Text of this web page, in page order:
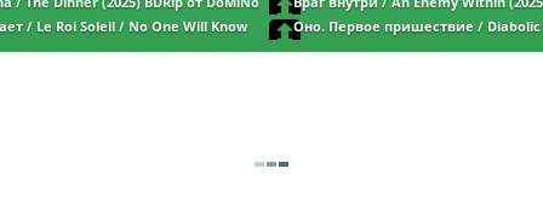
DoMiNo & селезень | L | заКАДРЫ
/ Le Roi Soleil / No One Will Know
от DoMiNo & селезень | D | Марафон
Оно. Первое пришествие / Diabolic
DoMiNo & селезень | D | Lucky